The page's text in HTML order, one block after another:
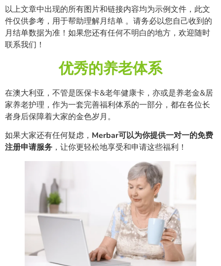
以上文章中出现的所有图片和链接内容均为示例文件，此文
件仅供参考，用于帮助理解月结单 。请务必以您自己收到的
月结单数据为准！如果您还有任何不明白的地方，欢迎随时
联系我们！
优秀的养老体系
在澳大利亚，不管是医保卡&老年健康卡，亦或是养老金&居
家养老护理，作为一套完善福利体系的一部分，都在各位长
者身后保障着大家的金色岁月。
如果大家还有任何疑虑， Merbar可以为你提供一对一的免费
注册申请服务 ，让你更轻松地享受和申请这些福利！